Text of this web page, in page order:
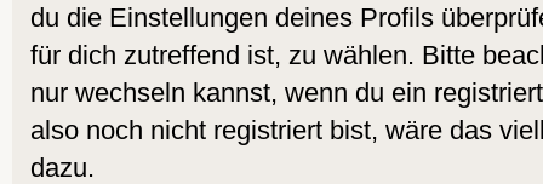
du die Einstellungen deines Profils
für dich zutreffend ist, zu wählen. Bitte
nur wechseln kannst, wenn du ein
also noch nicht registriert bist, wäre das
dazu.